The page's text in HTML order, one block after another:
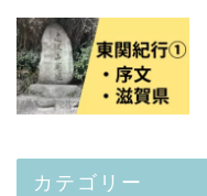
カテゴリー